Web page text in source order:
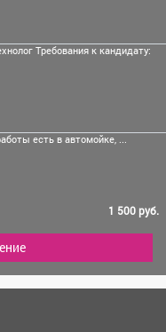
Требования к кандидату:
есть в автомойке, ...
1 500 руб.